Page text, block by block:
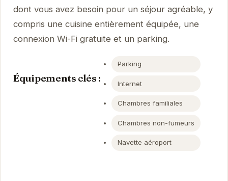
dont vous avez besoin pour un séjour agréable, y
compris une cuisine entièrement équipée, une
connexion Wi-Fi gratuite et un parking.
Équipements clés :
Parking
Internet
Chambres familiales
Chambres non-fumeurs
Navette aéroport